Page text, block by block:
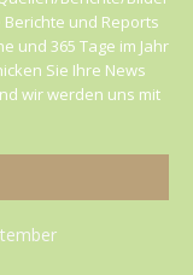
und Reports
und 365 Tage im Jahr
Sie Ihre News
wir werden uns mit